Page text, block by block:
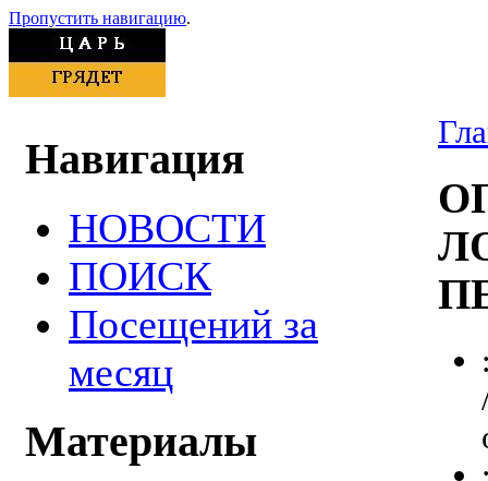
Пропустить навигацию.
Навигация
НОВОСТИ
ПОИСК
Посещений за
месяц
Материалы